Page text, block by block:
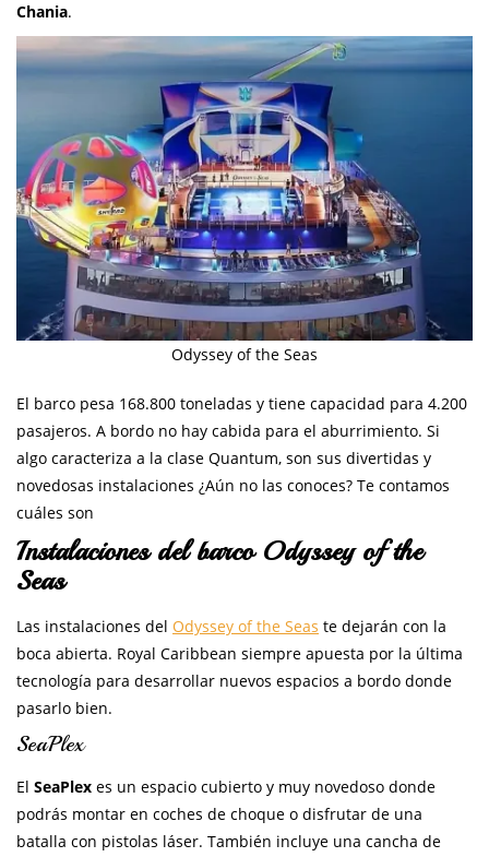
Chania.
Odyssey of the Seas
El barco pesa 168.800 toneladas y tiene capacidad para 4.200
pasajeros. A bordo no hay cabida para el aburrimiento. Si
algo caracteriza a la clase Quantum, son sus divertidas y
novedosas instalaciones ¿Aún no las conoces? Te contamos
cuáles son
Instalaciones del barco Odyssey of the
Seas
Las instalaciones del Odyssey of the Seas te dejarán con la
boca abierta. Royal Caribbean siempre apuesta por la última
tecnología para desarrollar nuevos espacios a bordo donde
pasarlo bien.
SeaPlex
El SeaPlex es un espacio cubierto y muy novedoso donde
podrás montar en coches de choque o disfrutar de una
batalla con pistolas láser. También incluye una cancha de